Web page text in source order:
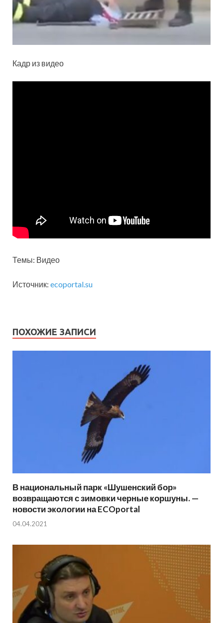
Кадр из видео
Темы: Видео
Источник: ecoportal.su
ПОХОЖИЕ ЗАПИСИ
В национальный парк «Шушенский бор»
возвращаются с зимовки черные коршуны. —
новости экологии на ECOportal
04.04.2021